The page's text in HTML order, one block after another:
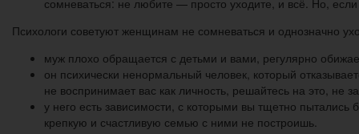
сомневаться: не любите — просто уходите, и всё. Но, если
Психологи советуют женщинам не сомневаться и однозначно
муж плохо обращается с детьми и вами, регулярно
он психически ненормальный человек, который
не воспринимает вас как личность, решайтесь на это, не
у него есть зависимости, с которыми вы тщетно пытались
крепкую и счастливую семью с ними не построишь.